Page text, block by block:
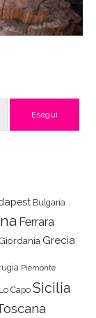
Bulgaria
Ferrara
Grecia
Piemonte
Capo Sicilia